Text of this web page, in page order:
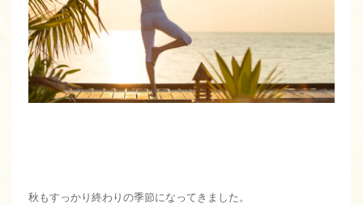
秋もすっかり終わりの季節になってきました。